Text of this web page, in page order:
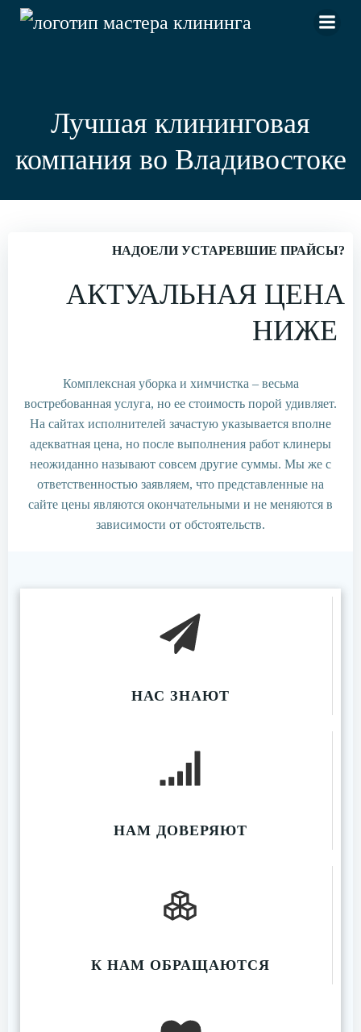
к
Лучшая клининговая
компания во Владивостоке
НАДОЕЛИ УСТАРЕВШИЕ ПРАЙСЫ?
АКТУАЛЬНАЯ ЦЕНА
НИЖЕ
Комплексная уборка и химчистка – весьма
востребованная услуга, но ее стоимость порой удивляет.
На сайтах исполнителей зачастую указывается вполне
адекватная цена, но после выполнения работ клинеры
неожиданно называют совсем другие суммы. Мы же с
ответственностью заявляем, что представленные на
сайте цены являются окончательными и не меняются в
зависимости от обстоятельств.
НАС ЗНАЮТ
НАМ ДОВЕРЯЮТ
К НАМ ОБРАЩАЮТСЯ